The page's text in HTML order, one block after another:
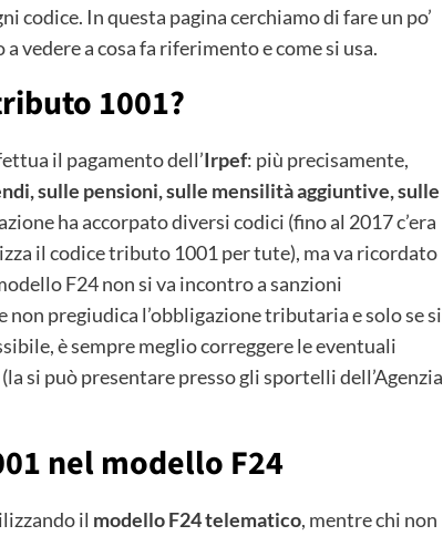
codice. In questa pagina cerchiamo di fare un po’
vedere a cosa fa riferimento e come si usa.
1001?
il pagamento dell’Irpef: più precisamente,
sulle pensioni, sulle mensilità aggiuntive, sulle
ha accorpato diversi codici (fino al 2017 c’era
il codice tributo 1001 per tute), ma va ricordato
F24 non si va incontro a sanzioni
non pregiudica l’obbligazione tributaria e solo se si
è sempre meglio correggere le eventuali
(la si può presentare presso gli sportelli dell’Agenzia
nel modello F24
il modello F24 telematico, mentre chi non